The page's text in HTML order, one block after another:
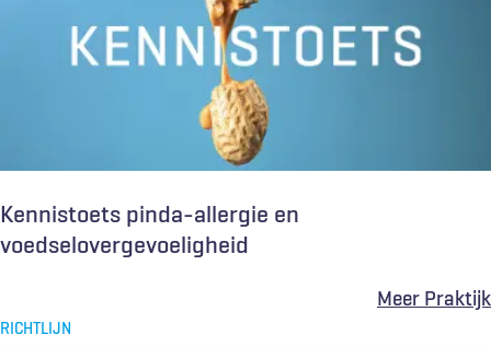
Kennistoets pinda-allergie en
voedselovergevoeligheid
Meer Praktijk
RICHTLIJN